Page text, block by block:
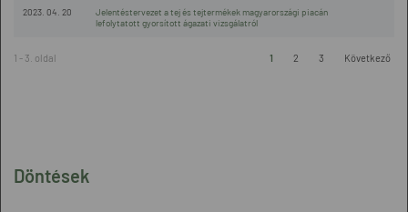
Döntések
2023. 04. 20
Jelentéstervezet a tej és tejtermékek magyarországi piacán
lefolytatott gyorsított ágazati vizsgálatról
1 - 3. oldal 1 2 3 Következő